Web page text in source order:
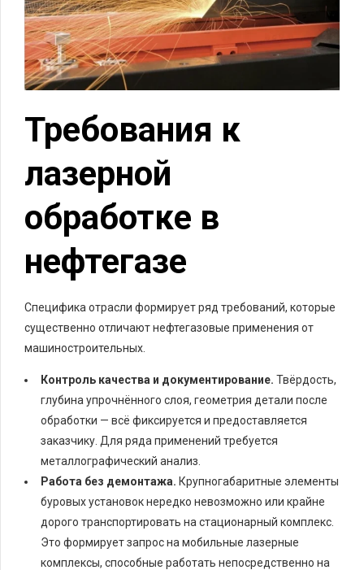
Требования к
лазерной
обработке в
нефтегазе
Специфика отрасли формирует ряд требований, которые
существенно отличают нефтегазовые применения от
машиностроительных.
Контроль качества и документирование. Твёрдость,
глубина упрочнённого слоя, геометрия детали после
обработки — всё фиксируется и предоставляется
заказчику. Для ряда применений требуется
металлографический анализ.
Работа без демонтажа. Крупногабаритные элементы
буровых установок нередко невозможно или крайне
дорого транспортировать на стационарный комплекс.
Это формирует запрос на мобильные лазерные
комплексы, способные работать непосредственно на